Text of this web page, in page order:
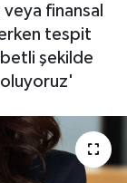
veya finansal
tespit
şekilde
oluyoruz'